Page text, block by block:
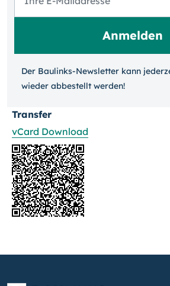
Der Baulinks-Newsletter kann
wieder ab­bestellt werden!
Transfer
vCard Download